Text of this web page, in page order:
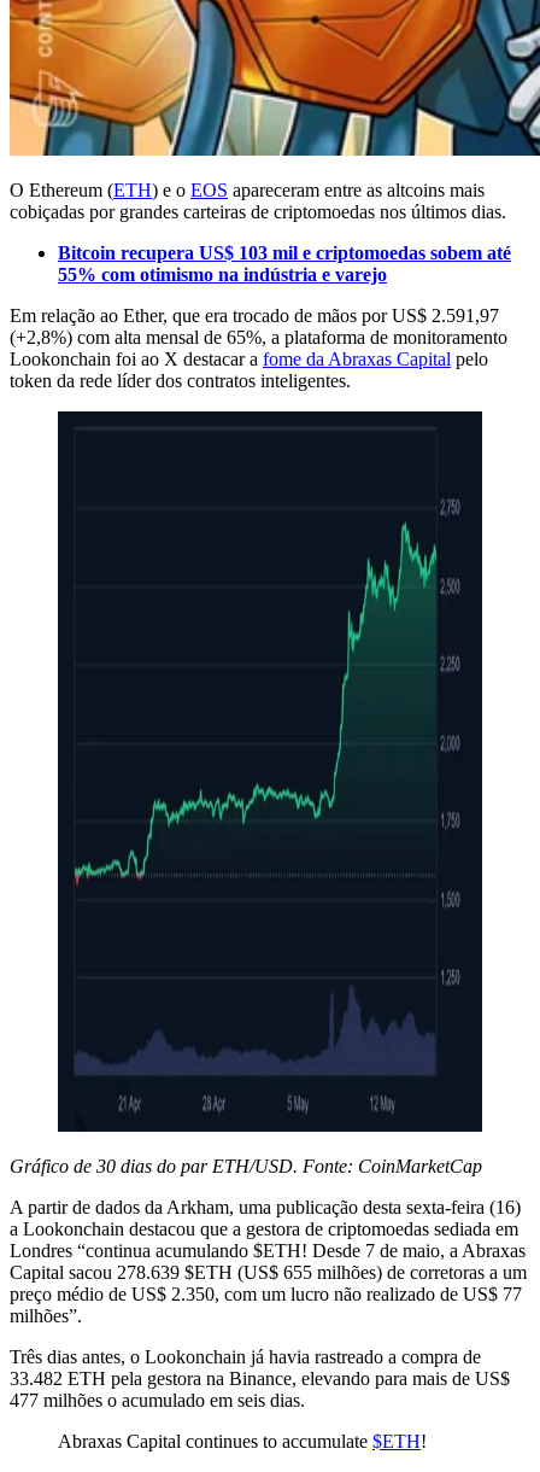
O Ethereum (ETH) e o EOS apareceram entre as altcoins mais
cobiçadas por grandes carteiras de criptomoedas nos últimos dias.
Bitcoin recupera US$ 103 mil e criptomoedas sobem até
55% com otimismo na indústria e varejo
Em relação ao Ether, que era trocado de mãos por US$ 2.591,97
(+2,8%) com alta mensal de 65%, a plataforma de monitoramento
Lookonchain foi ao X destacar a fome da Abraxas Capital pelo
token da rede líder dos contratos inteligentes.
Gráfico de 30 dias do par ETH/USD. Fonte: CoinMarketCap
A partir de dados da Arkham, uma publicação desta sexta-feira (16)
a Lookonchain destacou que a gestora de criptomoedas sediada em
Londres “continua acumulando $ETH! Desde 7 de maio, a Abraxas
Capital sacou 278.639 $ETH (US$ 655 milhões) de corretoras a um
preço médio de US$ 2.350, com um lucro não realizado de US$ 77
milhões”.
Três dias antes, o Lookonchain já havia rastreado a compra de
33.482 ETH pela gestora na Binance, elevando para mais de US$
477 milhões o acumulado em seis dias.
Abraxas Capital continues to accumulate $ETH!